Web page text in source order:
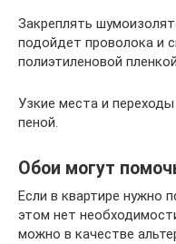
Закреплять
подойдет проволока и
полиэтиленовой
Узкие места и
пеной.
Обои могут
Если в квартире нужно
этом нет
можно в качестве